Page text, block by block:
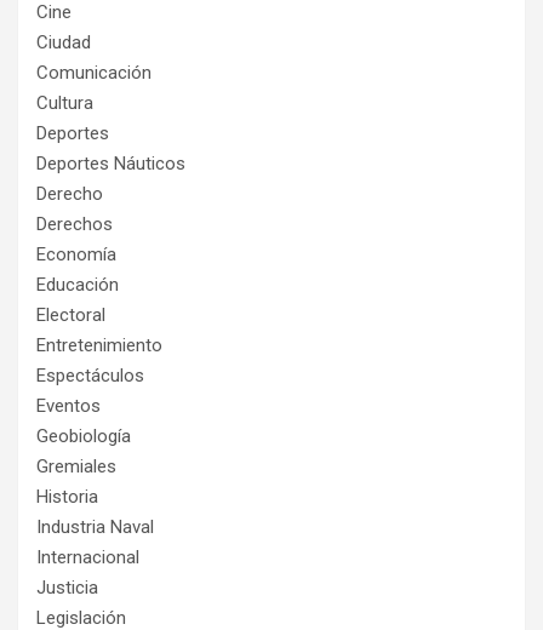
Cine
Ciudad
Comunicación
Cultura
Deportes
Deportes Náuticos
Derecho
Derechos
Economía
Educación
Electoral
Entretenimiento
Espectáculos
Eventos
Geobiología
Gremiales
Historia
Industria Naval
Internacional
Justicia
Legislación